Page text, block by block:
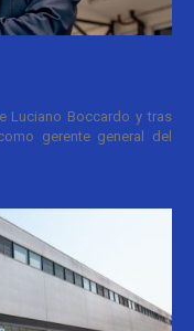
Luciano Boccardo y tras
gerente general del